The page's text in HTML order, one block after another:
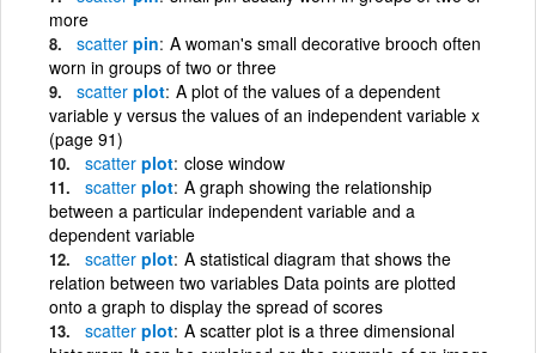
more
scatter pin A woman's small decorative brooch often
worn in groups of two or three
scatter plot A plot of the values of a dependent
variable y versus the values of an independent variable x
(page 91)
scatter plot close window
scatter plot A graph showing the relationship
between a particular independent variable and a
dependent variable
scatter plot A statistical diagram that shows the
relation between two variables Data points are plotted
onto a graph to display the spread of scores
scatter plot A scatter plot is a three dimensional